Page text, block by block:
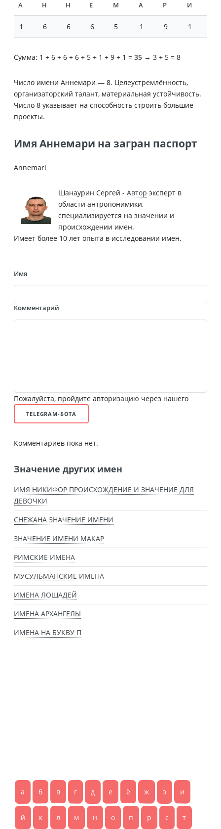
А Н Н Е М А Р И
1 6 6 6 5 1 9 1
Сумма: 1 + 6 + 6 + 6 + 5 + 1 + 9 + 1 = 35 → 3 + 5 = 8
Число имени Аннемари — 8. Целеустремлённость,
организаторский талант, материальная устойчивость.
Число 8 указывает на способность строить большие
проекты.
Имя Аннемари на загран паспорт
Annemari
Шанаурин Сергей - Автор эксперт в
области антропонимики,
специализируется на значении и
происхождении имен.
Имеет более 10 лет опыта в исследовании имен.
Имя
Комментарий
Пожалуйста, пройдите авторизацию через нашего
TELEGRAM-БОТА
Комментариев пока нет.
Значение других имен
ИМЯ НИКИФОР ПРОИСХОЖДЕНИЕ И ЗНАЧЕНИЕ ДЛЯ
ДЕВОЧКИ
СНЕЖАНА ЗНАЧЕНИЕ ИМЕНИ
ЗНАЧЕНИЕ ИМЕНИ МАКАР
РИМСКИЕ ИМЕНА
МУСУЛЬМАНСКИЕ ИМЕНА
ИМЕНА ЛОШАДЕЙ
ИМЕНА АРХАНГЕЛЫ
ИМЕНА НА БУКВУ П
а б в г д е ё ж з и
й к л м н о п р с т